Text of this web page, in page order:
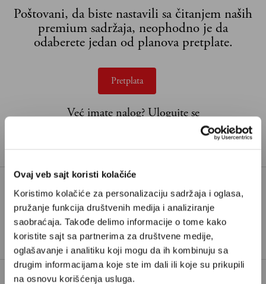
Ovaj veb sajt koristi kolačiće
Koristimo kolačiće za personalizaciju sadržaja i oglasa,
pružanje funkcija društvenih medija i analiziranje
saobraćaja. Takođe delimo informacije o tome kako
koristite sajt sa partnerima za društvene medije,
oglašavanje i analitiku koji mogu da ih kombinuju sa
drugim informacijama koje ste im dali ili koje su prikupili
na osnovu korišćenja usluga.
Poštovani, da biste nastavili sa čitanjem naših
premium sadržaja, neophodno je da
odaberete jedan od planova pretplate.
Pretplata
Već imate nalog?Ulogujte se
TAGOVI:
AI
KINA I SAD
VEŠTAČKA INTELIGENCIJA